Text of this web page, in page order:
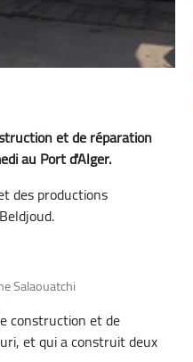
et de réparation
au Port d'Alger.
des productions
Salaouatchi
construction et de
et qui a construit deux